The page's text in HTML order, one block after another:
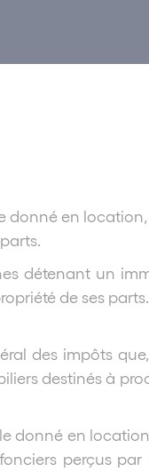
donné en
détenant un
de ses parts.
des impôts
destinés à
donné en
perçus par